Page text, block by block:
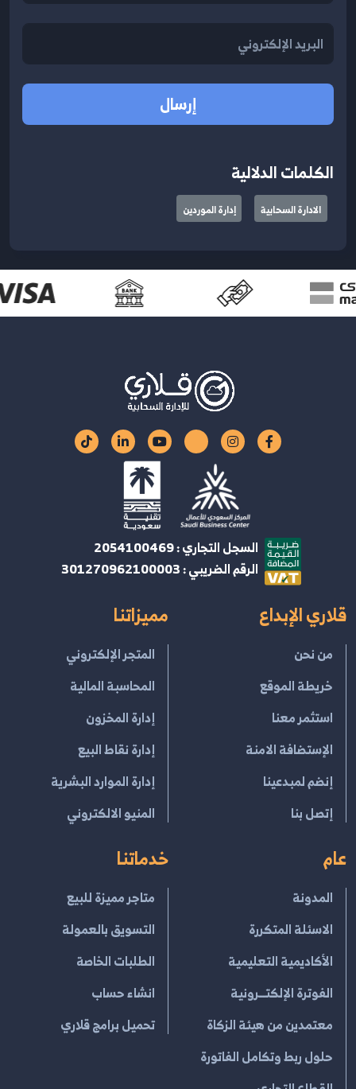
إرسال
الكلمات الدلالية
الادارة السحابية إدارة الموردين
السجل التجاري : 2054100469
الرقم الضريبي : 301270962100003
قلاري الإبداع
من نحن
خريطة الموقع
استثمر معنا
الإستضافة الامنة
إنضم لمبدعينا
إتصل بنا
مميزاتنا
المتجر الإلكتروني
المحاسبة المالية
إدارة المخزون
إدارة نقاط البيع
إدارة الموارد البشرية
المنيو الالكتروني
عام
المدونة
الاسئلة المتكررة
الأكاديمية التعليمية
الفوترة الإلكتــرونية
معتمدين من هيئة الزكاة
حلول ربط وتكامل الفاتورة
خدماتنا
متاجر مميزة للبيع
التسويق بالعمولة
الطلبات الخاصة
انشاء حساب
تحميل برامج قلاري